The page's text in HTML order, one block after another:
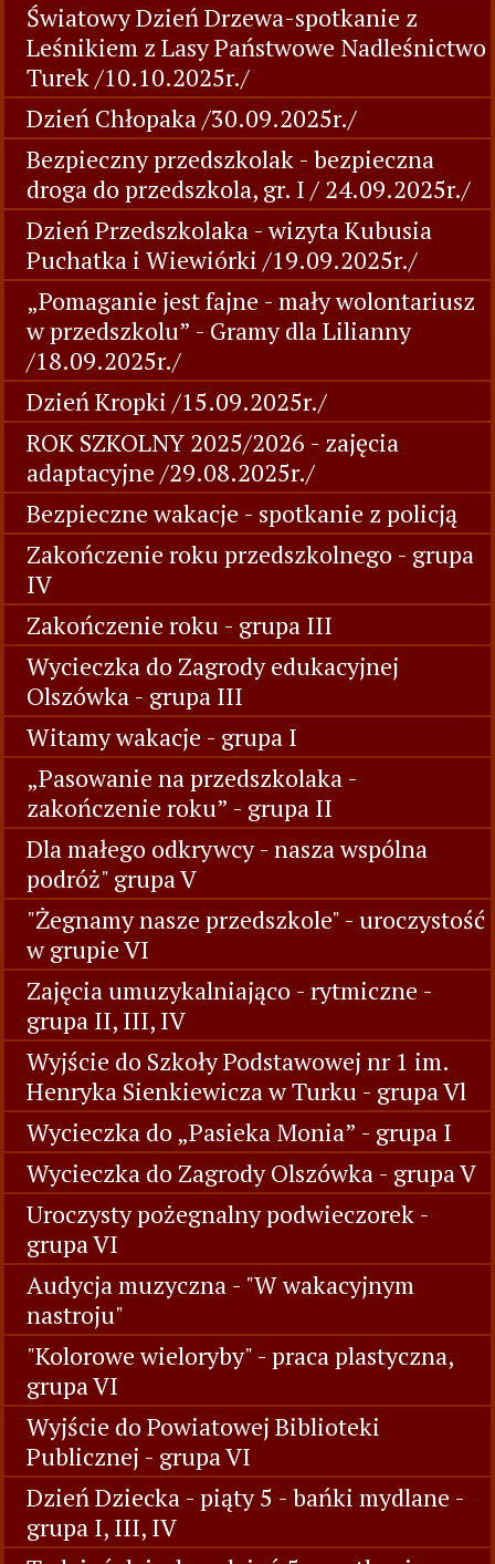
Światowy Dzień Drzewa-spotkanie z
Leśnikiem z Lasy Państwowe Nadleśnictwo
Turek /10.10.2025r./
Dzień Chłopaka /30.09.2025r./
Bezpieczny przedszkolak - bezpieczna
droga do przedszkola, gr. I / 24.09.2025r./
Dzień Przedszkolaka - wizyta Kubusia
Puchatka i Wiewiórki /19.09.2025r./
„Pomaganie jest fajne - mały wolontariusz
w przedszkolu” - Gramy dla Lilianny
/18.09.2025r./
Dzień Kropki /15.09.2025r./
ROK SZKOLNY 2025/2026 - zajęcia
adaptacyjne /29.08.2025r./
Bezpieczne wakacje - spotkanie z policją
Zakończenie roku przedszkolnego - grupa
IV
Zakończenie roku - grupa III
Wycieczka do Zagrody edukacyjnej
Olszówka - grupa III
Witamy wakacje - grupa I
„Pasowanie na przedszkolaka -
zakończenie roku” - grupa II
Dla małego odkrywcy - nasza wspólna
podróż" grupa V
"Żegnamy nasze przedszkole" - uroczystość
w grupie VI
Zajęcia umuzykalniająco - rytmiczne -
grupa II, III, IV
Wyjście do Szkoły Podstawowej nr 1 im.
Henryka Sienkiewicza w Turku - grupa Vl
Wycieczka do „Pasieka Monia” - grupa I
Wycieczka do Zagrody Olszówka - grupa V
Uroczysty pożegnalny podwieczorek -
grupa VI
Audycja muzyczna - "W wakacyjnym
nastroju"
"Kolorowe wieloryby" - praca plastyczna,
grupa VI
Wyjście do Powiatowej Biblioteki
Publicznej - grupa VI
Dzień Dziecka - piąty 5 - bańki mydlane -
grupa I, III, IV